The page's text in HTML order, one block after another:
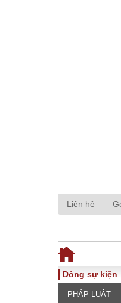
Liên hệ
Dòng sự kiện
PHÁP LUẬT